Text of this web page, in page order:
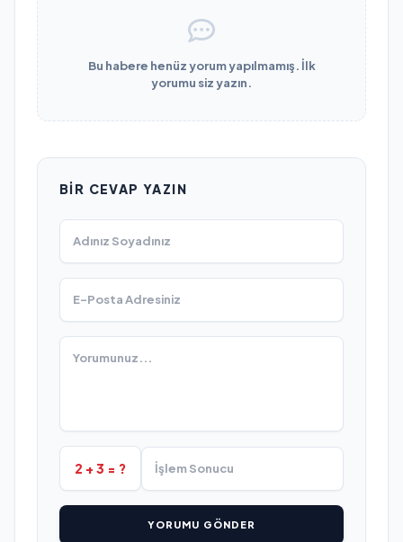
Bu habere henüz yorum yapılmamış. İlk
yorumu siz yazın.
BIR CEVAP YAZIN
2 + 3 = ?
YORUMU GÖNDER